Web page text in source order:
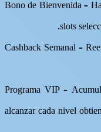
Bono de Bienvenida –
slots
Cashback Semanal –
Programa VIP –
alcanzar cada nivel